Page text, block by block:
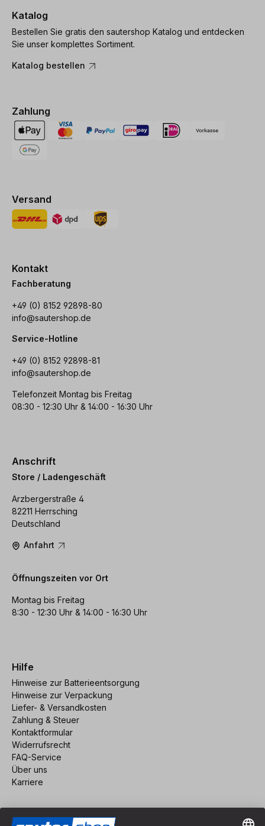
Katalog
Bestellen Sie gratis den sautershop Katalog und entdecken
Sie unser komplettes Sortiment.
Katalog bestellen
Zahlung
Versand
Kontakt
Fachberatung
+49 (0) 8152 92898-80
info@sautershop.de
Service-Hotline
+49 (0) 8152 92898-81
info@sautershop.de
Telefonzeit Montag bis Freitag
08:30 - 12:30 Uhr & 14:00 - 16:30 Uhr
Anschrift
Store / Ladengeschäft
Arzbergerstraße 4
82211 Herrsching
Deutschland
Anfahrt
Öffnungszeiten vor Ort
Montag bis Freitag
8:30 - 12:30 Uhr & 14:00 - 16:30 Uhr
Hilfe
Hinweise zur Batterieentsorgung
Hinweise zur Verpackung
Liefer- & Versandkosten
Zahlung & Steuer
Kontaktformular
Widerrufsrecht
FAQ-Service
Über uns
Karriere